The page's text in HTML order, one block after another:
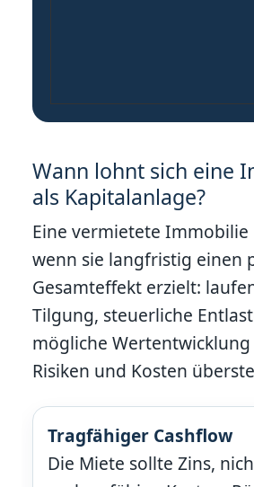
Wann lohnt sich eine
als Kapitalanlage?
Eine vermietete Immobilie
wenn sie langfristig einen
Gesamteffekt erzielt:
Tilgung, steuerliche
mögliche
Risiken und Kosten
Tragfähiger Cashflow
Die Miete sollte Zins,